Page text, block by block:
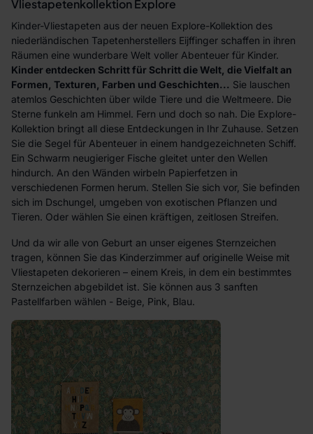
Vliestapetenkollektion Explore
Kinder-Vliestapeten aus der neuen Explore-Kollektion des
niederländischen Tapetenherstellers Eijffinger schaffen in ihren
Räumen eine wunderbare Welt voller Abenteuer für Kinder.
Kinder entdecken Schritt für Schritt die Welt, die Vielfalt an
Formen, Texturen, Farben und Geschichten... Sie lauschen
atemlos Geschichten über wilde Tiere und die Weltmeere. Die
Sterne funkeln am Himmel. Fern und doch so nah. Die Explore-
Kollektion bringt all diese Entdeckungen in Ihr Zuhause. Setzen
Sie die Segel für Abenteuer in einem handgezeichneten Schiff.
Ein Schwarm neugieriger Fische gleitet unter den Wellen
hindurch. An den Wänden wirbeln Papierfetzen in
verschiedenen Formen herum. Stellen Sie sich vor, Sie befinden
sich im Dschungel, umgeben von exotischen Pflanzen und
Tieren. Oder wählen Sie einen kräftigen, zeitlosen Streifen.
Und da wir alle von Geburt an unser eigenes Sternzeichen
tragen, können Sie das Kinderzimmer auf originelle Weise mit
Vliestapeten dekorieren – einem Kreis, in dem ein bestimmtes
Sternzeichen abgebildet ist. Sie können aus 3 sanften
Pastellfarben wählen - Beige, Pink, Blau.